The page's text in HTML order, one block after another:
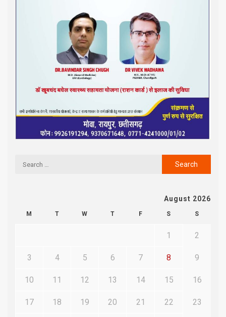
August 2026
M T W T F S S
1 2
3 4 5 6 7 8 9
10 11 12 13 14 15 16
17 18 19 20 21 22 23